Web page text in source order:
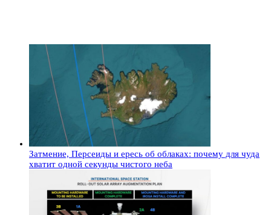
Затмение, Персеиды и ересь об облаках: почему для чуда
хватит одной секунды чистого неба